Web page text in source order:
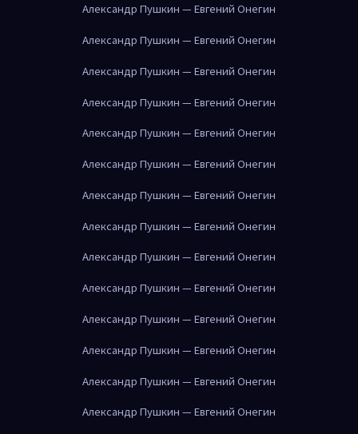
Александр Пушкин — Евгений Онегин
Александр Пушкин — Евгений Онегин
Александр Пушкин — Евгений Онегин
Александр Пушкин — Евгений Онегин
Александр Пушкин — Евгений Онегин
Александр Пушкин — Евгений Онегин
Александр Пушкин — Евгений Онегин
Александр Пушкин — Евгений Онегин
Александр Пушкин — Евгений Онегин
Александр Пушкин — Евгений Онегин
Александр Пушкин — Евгений Онегин
Александр Пушкин — Евгений Онегин
Александр Пушкин — Евгений Онегин
Александр Пушкин — Евгений Онегин